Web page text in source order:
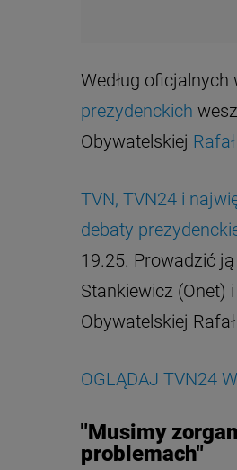
Według
prezydenckich
Obywatelskiej
TVN, TVN24 i
debaty
19.25. Prowadzić
Stankiewicz (Onet)
Obywatelskiej
OGLĄDAJ TVN24
"Musimy
problemach"